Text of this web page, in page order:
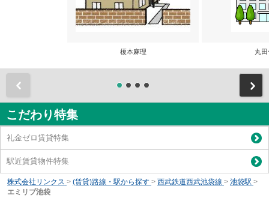
榎本麻理 丸
こだわり特集
礼金ゼロ賃貸特集
駅近賃貸物件特集
株式会社リンクス > (賃貸)路線・駅から探す > 西武鉄道西武池袋線 > 池袋駅 >
エミリブ池袋